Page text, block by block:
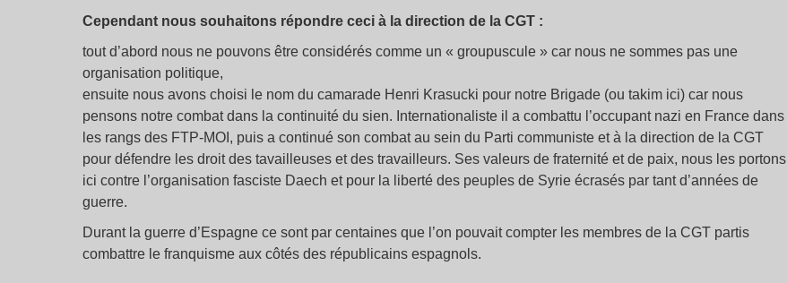
Cependant nous souhaitons répondre ceci à la direction de la CGT :
tout d’abord nous ne pouvons être considérés comme un « groupuscule » car nous ne sommes pas une
organisation politique,
ensuite nous avons choisi le nom du camarade Henri Krasucki pour notre Brigade (ou takim ici) car nous
pensons notre combat dans la continuité du sien. Internationaliste il a combattu l’occupant nazi en France dans
les rangs des FTP-MOI, puis a continué son combat au sein du Parti communiste et à la direction de la CGT
pour défendre les droit des tavailleuses et des travailleurs. Ses valeurs de fraternité et de paix, nous les portons
ici contre l’organisation fasciste Daech et pour la liberté des peuples de Syrie écrasés par tant d’années de
guerre.
Durant la guerre d’Espagne ce sont par centaines que l’on pouvait compter les membres de la CGT partis
combattre le franquisme aux côtés des républicains espagnols.